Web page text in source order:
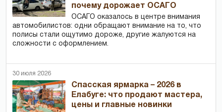
почему дорожает ОСАГО
ОСАГО оказалось в центре внимания
автомобилистов: одни обращают внимание на то, что
полисы стали ощутимо дороже, другие жалуются на
сложности с оформлением.
30 июля 2026
Спасская ярмарка – 2026 в
Елабуге: что продают мастера,
цены и главные новинки